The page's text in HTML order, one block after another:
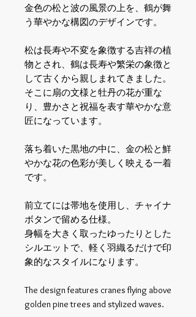
金色の松と波の風景の上を、鶴が舞
う華やかな構図のデザインです。
松は長寿や不変を象徴する吉祥の植
物とされ、鶴は長寿や繁栄の象徴と
して古くから親しまれてきました。
そこに扇の文様と牡丹の花が重な
り、豊かさと祝福を表す華やかな意
匠になっています。
落ち着いた黒地の中に、金の松と鮮
やかな花の色彩が美しく映える一着
です。
前立てには帯地を使用し、チャイナ
ボタンで留める仕様。
身幅を大きく取ったゆったりとした
シルエットで、軽く羽織るだけで印
象的なスタイルになります。
The design features cranes flying above
golden pine trees and stylized waves.